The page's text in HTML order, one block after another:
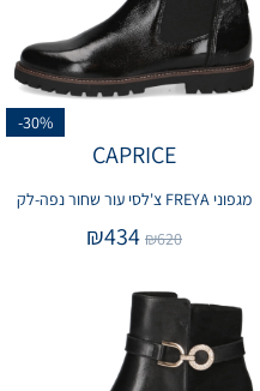
-30%
CAPRICE
מגפוני FREYA צ'לסי עור שחור נפה-לק
₪620
₪434